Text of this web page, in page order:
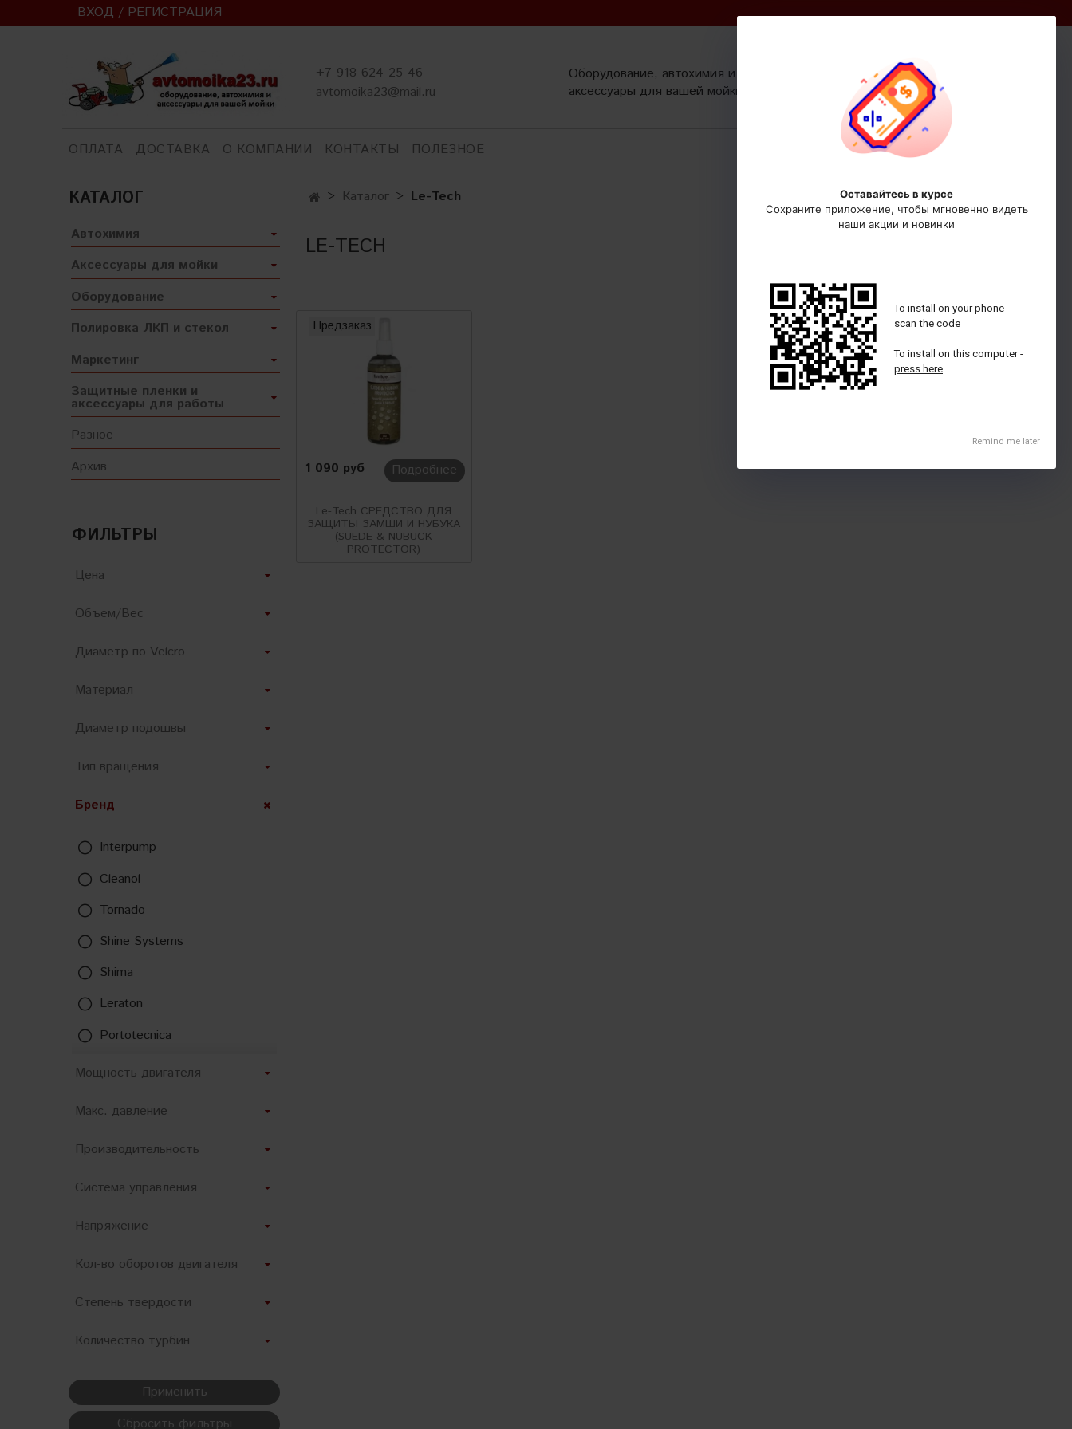
ВХОД / РЕГИСТРАЦИЯ
+7-918-624-25-46
avtomoika23@mail.ru
Оборудование, автохимия и
аксессуары для вашей мойки
0
Корзина:
ОПЛАТА ДОСТАВКА О КОМПАНИИ КОНТАКТЫ ПОЛЕЗНОЕ
Каталог Le-Tech
LE-TECH
Предзаказ
1 090 руб Подробнее
Le-Tech СРЕДСТВО ДЛЯ
ЗАЩИТЫ ЗАМШИ И НУБУКА
(SUEDE & NUBUCK
PROTECTOR)
КАТАЛОГ
Автохимия
Аксессуары для мойки
Оборудование
Полировка ЛКП и стекол
Маркетинг
Защитные пленки и
аксессуары для работы
Разное
Архив
ФИЛЬТРЫ
Цена
Объем/Вес
Диаметр по Velcro
Материал
Диаметр подошвы
Тип вращения
Бренд
Interpump
Cleanol
Tornado
Shine Systems
Shima
Leraton
Portotecnica
SGCB
Vikan
WIZARDS
Annovi Reverberi
Hawk
TOR
FlexiPads
Мощность двигателя
Макс. давление
Производительность
Система управления
Напряжение
Кол-во оборотов двигателя
Степень твердости
Количество турбин
Применить
Сбросить фильтры